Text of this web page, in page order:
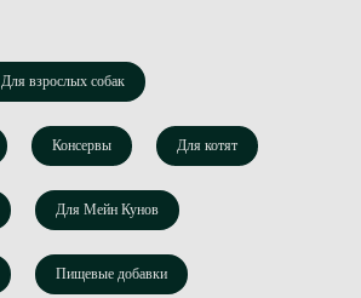
Для взрослых собак
Консервы Для котят
Для Мейн Кунов
Пищевые добавки